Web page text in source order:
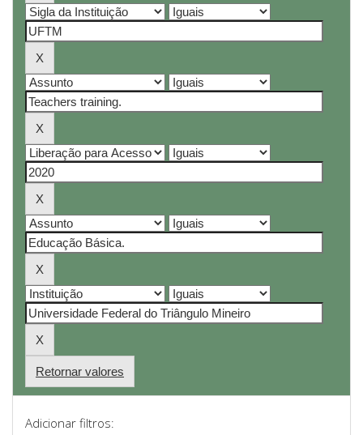
Retornar valores
Adicionar filtros: